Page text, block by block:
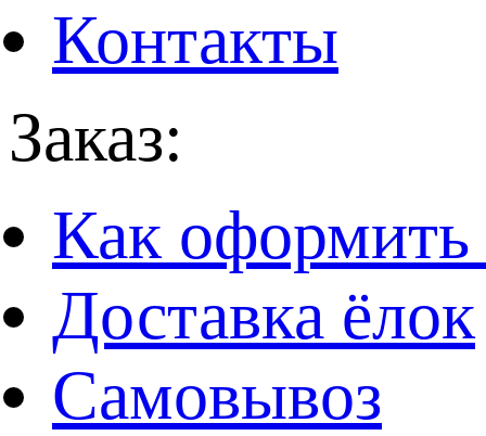
Контакты
Заказ:
Как оформить
Доставка ёлок
Самовывоз